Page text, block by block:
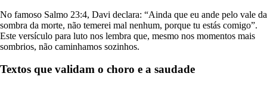
No famoso Salmo 23:4, Davi declara: “Ainda que eu ande pelo vale da
sombra da morte, não temerei mal nenhum, porque tu estás comigo”.
Este versículo para luto nos lembra que, mesmo nos momentos mais
sombrios, não caminhamos sozinhos.
Textos que validam o choro e a saudade